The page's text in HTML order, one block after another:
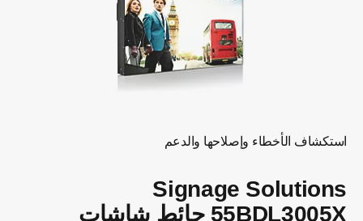
استكشاف الأخطاء وإصلاحها والدعم
Signage Solutions
55BDL3005X حائط شاشات